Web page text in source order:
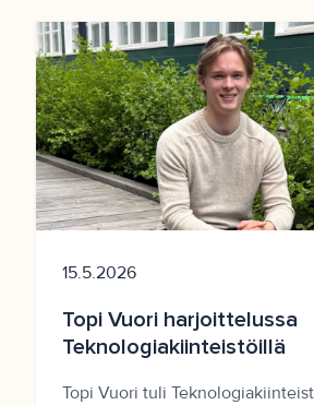
15.5.2026
Topi Vuori harjoittelussa
Teknologiakiinteistöillä
Topi Vuori tuli